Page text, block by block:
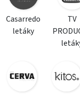
Casarredo
letáky
TV